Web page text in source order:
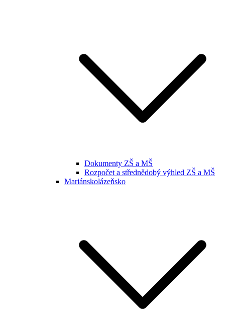
Dokumenty ZŠ a MŠ
Rozpočet a střednědobý výhled ZŠ a MŠ
Mariánskolázeňsko